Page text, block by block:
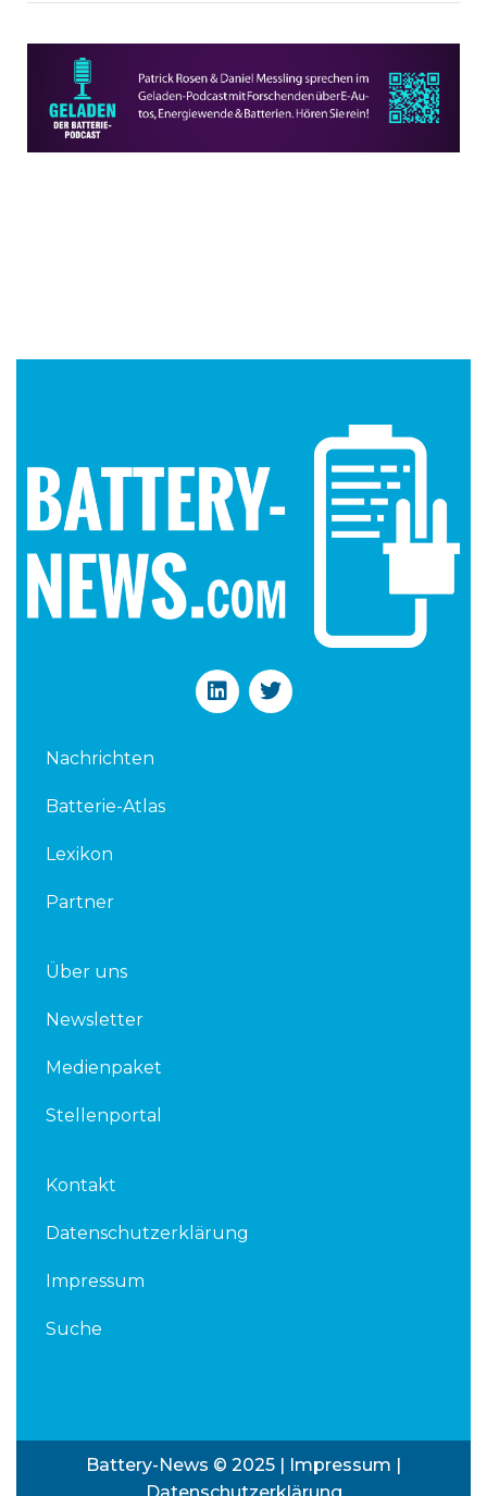
L
i
T
w
Nachrichten
Batterie-Atlas
Lexikon
Partner
Über uns
Newsletter
Medienpaket
Stellenportal
Kontakt
Datenschutzerklärung
Impressum
Suche
Battery-News © 2025 | Impressum |
Datenschutzerklärung